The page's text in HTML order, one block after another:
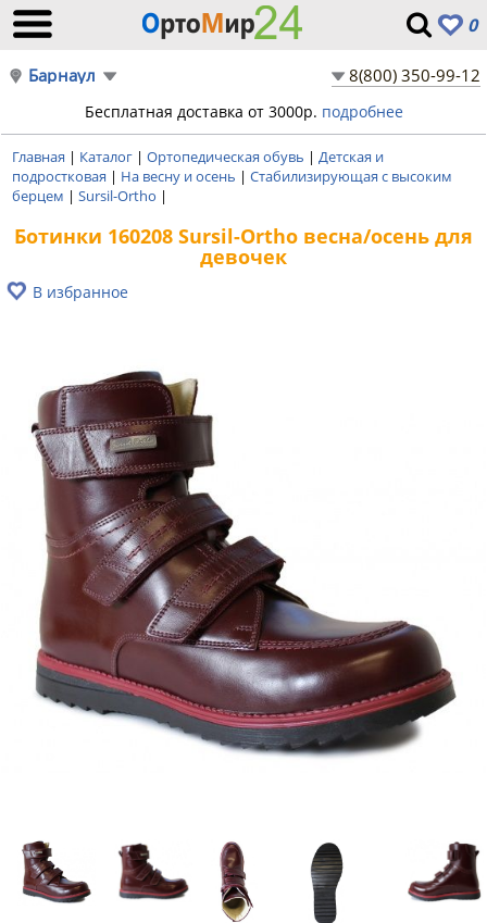
0
Барнаул 8(800) 350-99-12
Бесплатная доставка от 3000р. подробнее
Главная | Каталог | Ортопедическая обувь | Детская и
подростковая | На весну и осень | Стабилизирующая с высоким
берцем | Sursil-Ortho |
Ботинки 160208 Sursil-Ortho весна/осень для
девочек
В избранное